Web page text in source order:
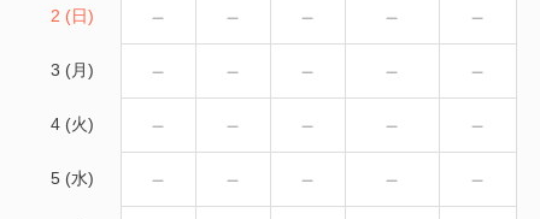
2 (日) － － － － －
3 (月) － － － － －
4 (火) － － － － －
5 (水) － － － － －